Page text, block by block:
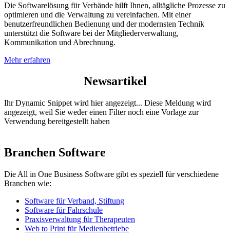
Die Softwarelösung für Verbände hilft Ihnen, alltägliche Prozesse zu
optimieren und die Verwaltung zu vereinfachen. Mit einer
benutzerfreundlichen Bedienung und der modernsten Technik
unterstützt die Software bei der Mitgliederverwaltung,
Kommunikation und Abrechnung.
Mehr erfahren
Newsartikel
Ihr Dynamic Snippet wird hier angezeigt... Diese Meldung wird
angezeigt, weil Sie weder einen Filter noch eine Vorlage zur
Verwendung bereitgestellt haben
Branchen Software
Die All in One Business Software gibt es speziell für verschiedene
Branchen wie:
Software für Verband, Stiftung
Software für Fahrschule
Praxisverwaltung für Therapeuten
Web to Print für Medienbetriebe